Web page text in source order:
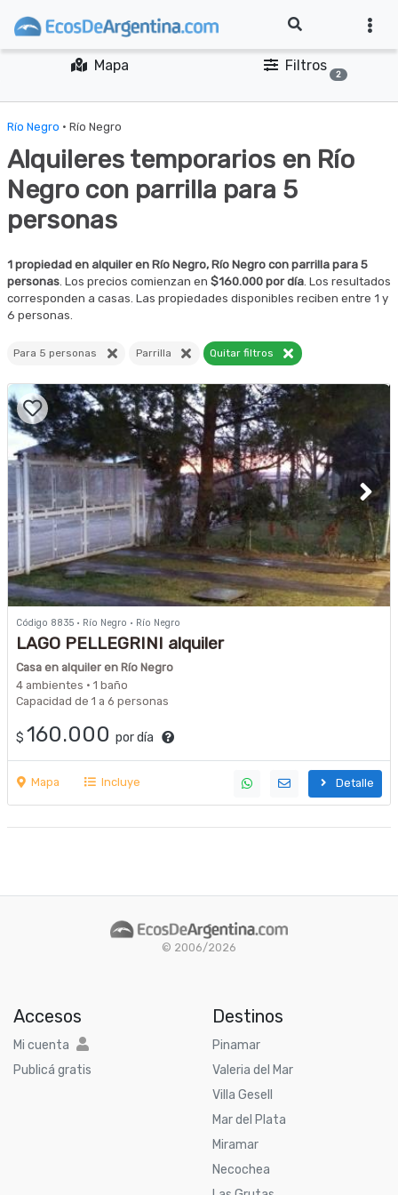
Mapa Filtros
2
Río Negro · Río Negro
Alquileres temporarios en Río
Negro con parrilla para 5
personas
1 propiedad en alquiler en Río Negro, Río Negro con parrilla para 5
personas. Los precios comienzan en $160.000 por día. Los resultados
corresponden a casas. Las propiedades disponibles reciben entre 1 y
6 personas.
Para 5 personas Parrilla Quitar filtros
Código 8835 · Río Negro · Río Negro
LAGO PELLEGRINI alquiler
Casa en alquiler en Río Negro
4 ambientes · 1 baño
Capacidad de 1 a 6 personas
$ 160.000 por día
Mapa Incluye Detalle
© 2006/2026
Accesos
Mi cuenta
Publicá gratis
Destinos
Pinamar
Valeria del Mar
Villa Gesell
Mar del Plata
Miramar
Necochea